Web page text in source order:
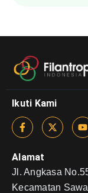
Ikuti Kami
Alamat
Jl. Angkasa
Kecamatan